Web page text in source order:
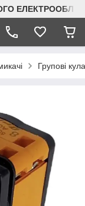
Групові